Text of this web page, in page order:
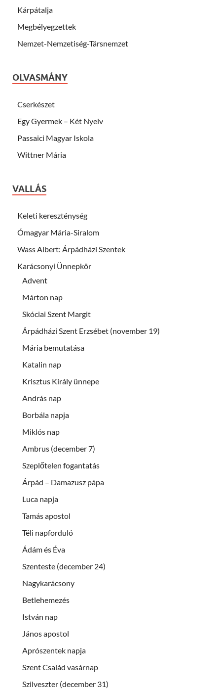
Kárpátalja
Megbélyegzettek
Nemzet-Nemzetiség-Társnemzet
OLVASMÁNY
Cserkészet
Egy Gyermek – Két Nyelv
Passaici Magyar Iskola
Wittner Mária
VALLÁS
Keleti kereszténység
Ómagyar Mária-Siralom
Wass Albert: Árpádházi Szentek
Karácsonyi Ünnepkör
Advent
Márton nap
Skóciai Szent Margit
Árpádházi Szent Erzsébet (november 19)
Mária bemutatása
Katalin nap
Krisztus Király ünnepe
András nap
Borbála napja
Miklós nap
Ambrus (december 7)
Szeplőtelen fogantatás
Árpád – Damazusz pápa
Luca napja
Tamás apostol
Téli napforduló
Ádám és Éva
Szenteste (december 24)
Nagykarácsony
Betlehemezés
István nap
János apostol
Aprószentek napja
Szent Család vasárnap
Szilveszter (december 31)